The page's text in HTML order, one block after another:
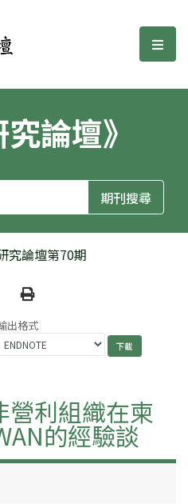
選
論壇》
究論壇第70期
Print
出格式
營利組織在柬
的經驗談